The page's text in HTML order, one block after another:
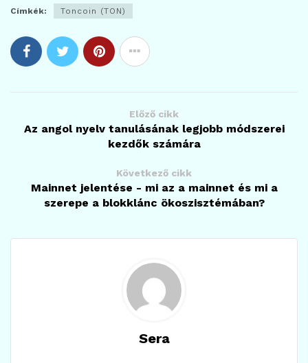
Címkék: Toncoin (TON)
Előző cikk
Az angol nyelv tanulásának legjobb módszerei
kezdők számára
Következő cikk
Mainnet jelentése - mi az a mainnet és mi a
szerepe a blokklánc ökoszisztémában?
Sera